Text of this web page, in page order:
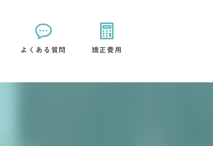
よくある質問 矯正費用